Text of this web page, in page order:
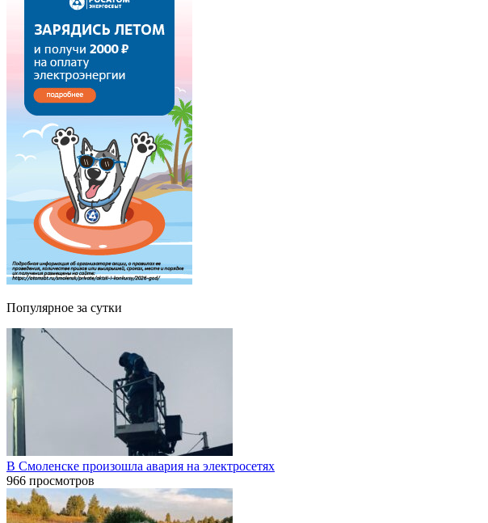
Популярное за сутки
В Смоленске произошла авария на электросетях
966 просмотров